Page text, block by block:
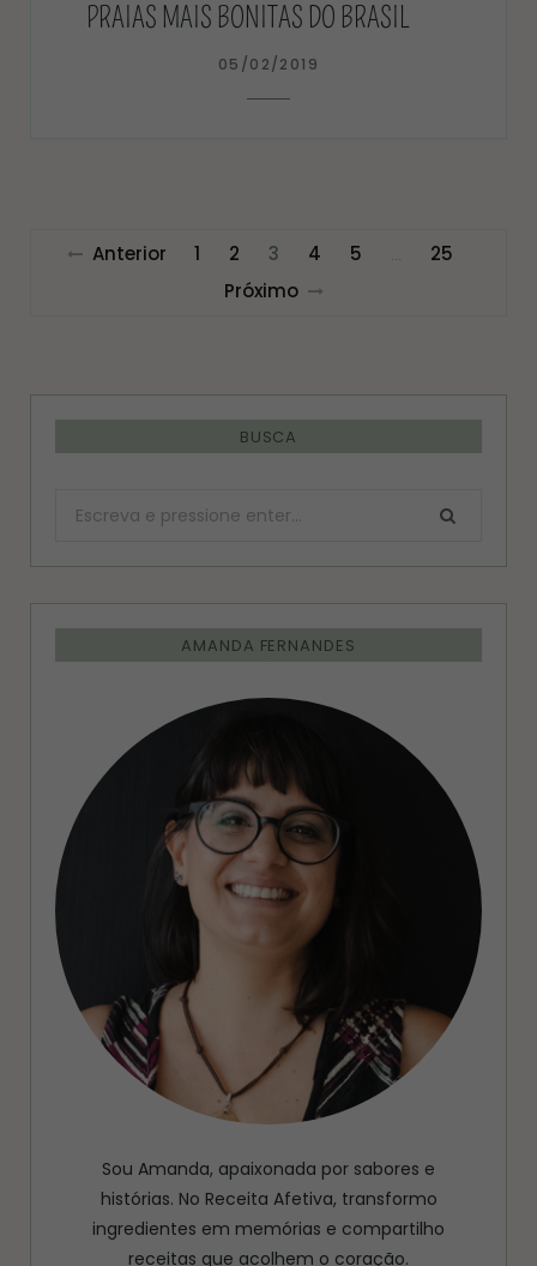
PRAIAS MAIS BONITAS DO BRASIL
05/02/2019
Anterior 1 2 3 4 5 …
25
Próximo
BUSCA
Procurar:
AMANDA FERNANDES
Sou Amanda, apaixonada por sabores e
histórias. No Receita Afetiva, transformo
ingredientes em memórias e compartilho
receitas que acolhem o coração.